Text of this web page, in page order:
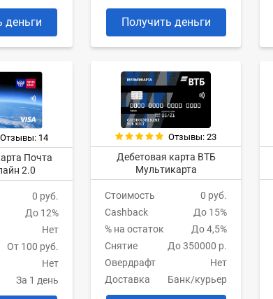
деньги Получить деньги
Отзывы: 14
Почта
2.0
0 руб.
До 12%
Нет
От 100 руб.
Нет
За 1 день
Отзывы: 23
Дебетовая карта ВТБ
Мультикарта
Стоимость
0 руб.
Cashback
До 15%
% на остаток
До 4,5%
Снятие
До 350000 р.
Овердрафт
Нет
Доставка
Банк/курьер